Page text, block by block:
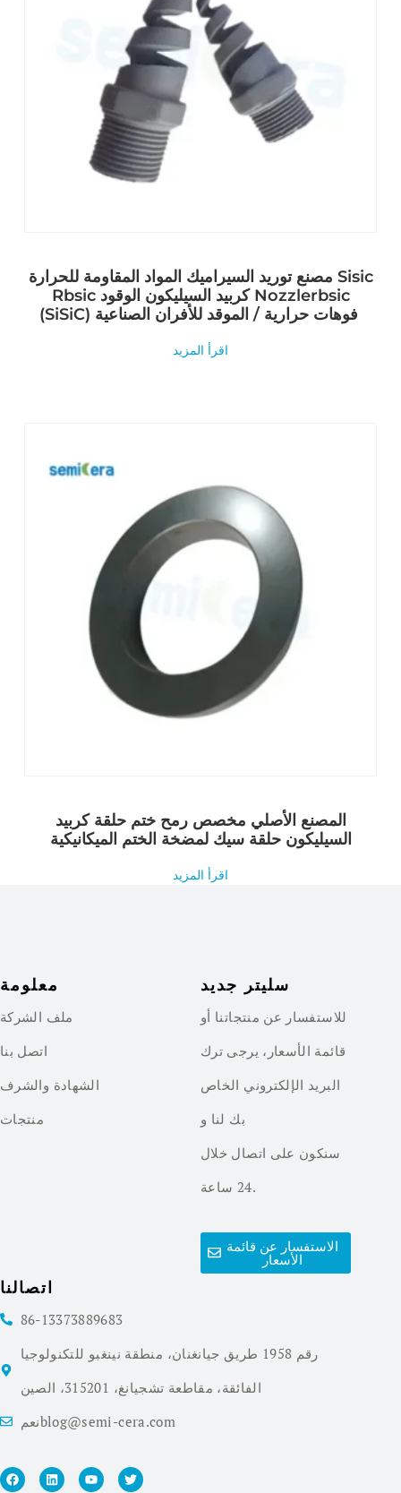
مصنع توريد السيراميك المواد المقاومة للحرارة Sisic
Rbsic كربيد السيليكون الوقود Nozzlerbsic
اقرأ المزيد
المصنع الأصلي مخصص رمح ختم حلقة كربيد
السيليكون حلقة سيك لمضخة الختم الميكانيكية
اقرأ المزيد
معلومة
ملف الشركة
اتصل بنا
الشهادة والشرف
منتجات
سليتر جديد
للاستفسار عن منتجاتنا أو
قائمة الأسعار، يرجى ترك
البريد الإلكتروني الخاص
بك لنا و
سنكون على اتصال خلال
24 ساعة.
الاستفسار عن قائمة
الأسعار
اتصالنا
86-13373889683
رقم 1958 طريق جيانغنان، منطقة نينغبو للتكنولوجيا
الفائقة، مقاطعة تشجيانغ، 315201، الصين
نعمblog@semi-cera.com